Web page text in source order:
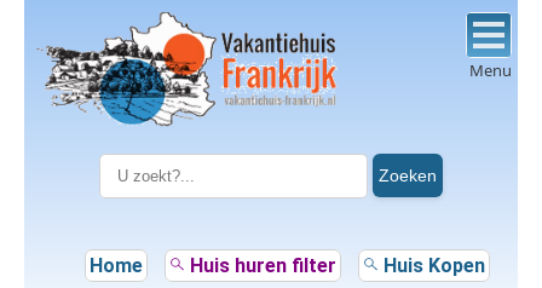
Zoeken
Menu
Home Huis huren filter Huis Kopen